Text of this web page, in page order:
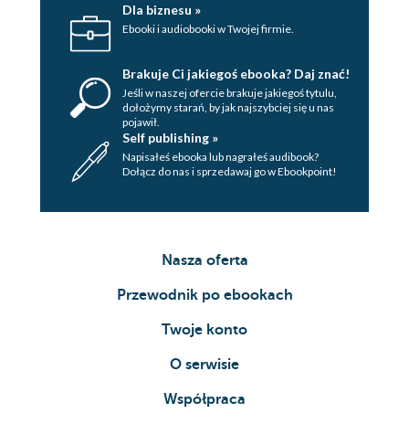
Dla biznesu »
Ebooki i audiobooki w Twojej firmie.
Brakuje Ci jakiegoś ebooka? Daj znać!
Jeśli w naszej ofercie brakuje jakiegoś tytulu,
dołożymy starań, by jak najszybciej się u nas
pojawił.
Self publishing »
Napisałeś ebooka lub nagrałeś audibook?
Dołącz do nas i sprzedawaj go w Ebookpoint!
Nasza oferta
Przewodnik po ebookach
Twoje konto
O serwisie
Współpraca